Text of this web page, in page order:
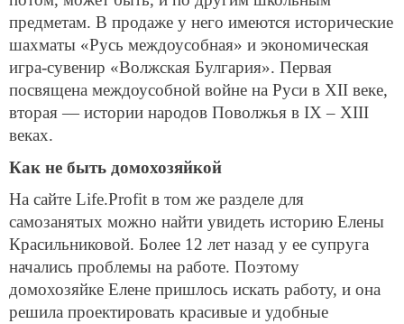
предметам. В продаже у него имеются исторические
шахматы «Русь междоусобная» и экономическая
игра-сувенир «Волжская Булгария». Первая
посвящена междоусобной войне на Руси в XII веке,
вторая — истории народов Поволжья в IX – XIII
веках.
Как не быть домохозяйкой
На сайте Life.Profit в том же разделе для
самозанятых можно найти увидеть историю Елены
Красильниковой. Более 12 лет назад у ее супруга
начались проблемы на работе. Поэтому
домохозяйке Елене пришлось искать работу, и она
решила проектировать красивые и удобные